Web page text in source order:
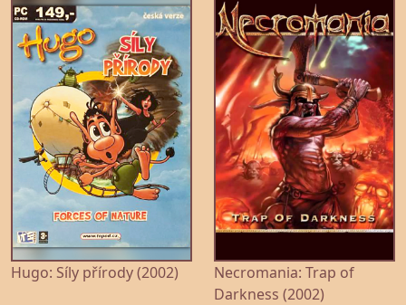
Hugo: Síly přírody (2002)
Necromania: Trap of
Darkness (2002)